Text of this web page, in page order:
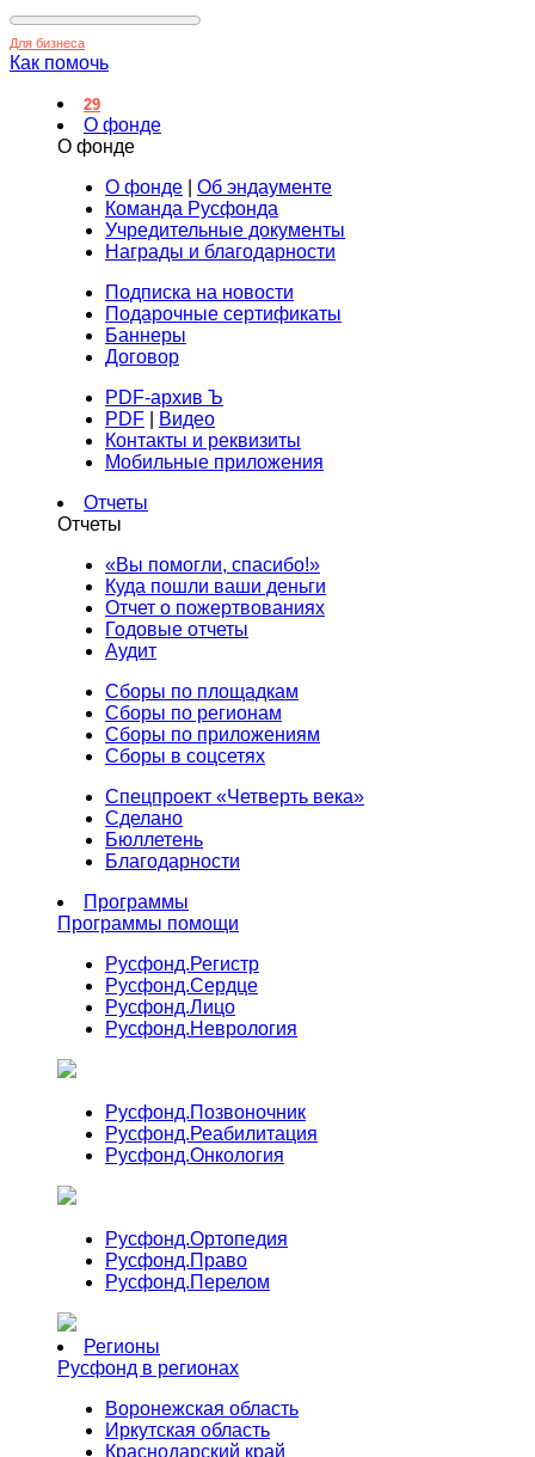
Для бизнеса
Как помочь
29
О фонде
О фонде
О фонде
Об эндаументе
Команда Русфонда
Учредительные документы
Награды и благодарности
Подписка на новости
Подарочные сертификаты
Баннеры
Договор
PDF-архив Ъ
PDF
Видео
Контакты и реквизиты
Мобильные приложения
Отчеты
Отчеты
«Вы помогли, спасибо!»
Куда пошли ваши деньги
Отчет о пожертвованиях
Годовые отчеты
Аудит
Сборы по площадкам
Сборы по регионам
Сборы по приложениям
Сборы в соцсетях
Спецпроект «Четверть века»
Сделано
Бюллетень
Благодарности
Программы
Программы помощи
Русфонд.Регистр
Русфонд.Сердце
Русфонд.Лицо
Русфонд.Неврология
Русфонд.Позвоночник
Русфонд.Реабилитация
Русфонд.Онкология
Русфонд.Ортопедия
Русфонд.Право
Русфонд.Перелом
Регионы
Русфонд в регионах
Воронежская область
Иркутская область
Краснодарский край